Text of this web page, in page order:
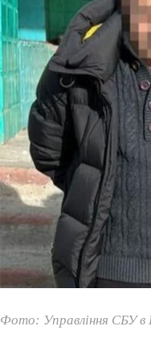
Фото: Управління СБУ в